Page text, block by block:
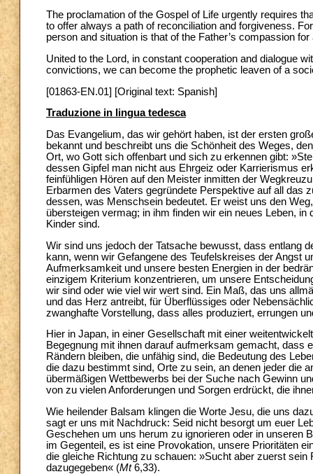
The proclamation of the Gospel of Life urgently requires
to offer always a path of reconciliation and forgiveness.
person and situation is that of the Father’s compassion
United to the Lord, in constant cooperation and dialogue
convictions, we can become the prophetic leaven of a
[01863-EN.01] [Original text: Spanish]
Traduzione in lingua tedesca
Das Evangelium, das wir gehört haben, ist der ersten
bekannt und beschreibt uns die Schönheit des Weges,
Ort, wo Gott sich offenbart und sich zu erkennen gibt:
dessen Gipfel man nicht aus Ehrgeiz oder Karrierismus
feinfühligen Hören auf den Meister inmitten der
Erbarmen des Vaters gegründete Perspektive auf all das
dessen, was Menschsein bedeutet. Er weist uns den
übersteigen vermag; in ihm finden wir ein neues Leben,
Kinder sind.
Wir sind uns jedoch der Tatsache bewusst, dass entlang
kann, wenn wir Gefangene des Teufelskreises der Angst
Aufmerksamkeit und unsere besten Energien in der
einzigem Kriterium konzentrieren, um unsere
wir sind oder wie viel wir wert sind. Ein Maß, das uns
und das Herz antreibt, für Überflüssiges oder
zwanghafte Vorstellung, dass alles produziert, errungen
Hier in Japan, in einer Gesellschaft mit einer
Begegnung mit ihnen darauf aufmerksam gemacht, dass
Rändern bleiben, die unfähig sind, die Bedeutung des
die dazu bestimmt sind, Orte zu sein, an denen jeder die
übermäßigen Wettbewerbs bei der Suche nach Gewinn
von zu vielen Anforderungen und Sorgen erdrückt, die
Wie heilender Balsam klingen die Worte Jesu, die uns
sagt er uns mit Nachdruck: Seid nicht besorgt um euer
Geschehen um uns herum zu ignorieren oder in unseren
im Gegenteil, es ist eine Provokation, unsere Prioritäten
die gleiche Richtung zu schauen: »Sucht aber zuerst
dazugegeben« (Mt6,33).